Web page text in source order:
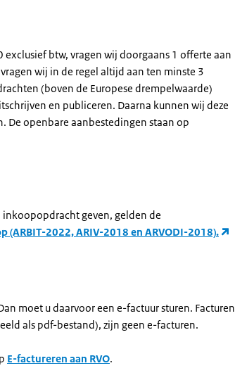
btw, vragen wij doorgaans 1 offerte aan
wij in de regel altijd aan ten minste 3
(boven de Europese drempelwaarde)
en publiceren. Daarna kunnen wij deze
De openbare aanbestedingen staan op
geven, gelden de
2022, ARIV-2018 en ARVODI-2018).
moet u daarvoor een e-factuur sturen. Facturen
als pdf-bestand), zijn geen e-facturen.
E-factureren aan RVO.